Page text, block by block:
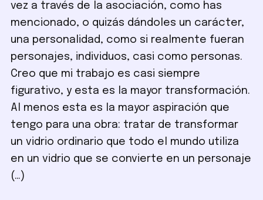
vez a través de la asociación, como has
mencionado, o quizás dándoles un carácter,
una personalidad, como si realmente fueran
personajes, individuos, casi como personas.
Creo que mi trabajo es casi siempre
figurativo, y esta es la mayor transformación.
Al menos esta es la mayor aspiración que
tengo para una obra: tratar de transformar
un vidrio ordinario que todo el mundo utiliza
en un vidrio que se convierte en un personaje
(…)